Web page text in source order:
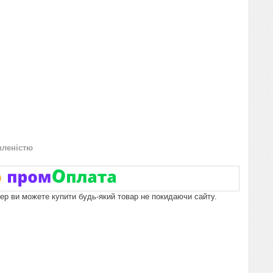
ви можете купити будь-який товар не покидаючи сайту.